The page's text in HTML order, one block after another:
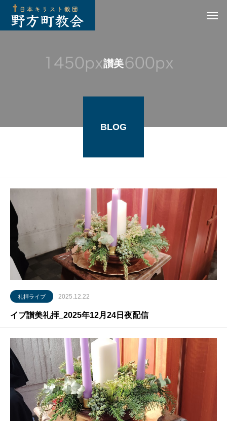
讃美
BLOG
礼拝ライブ 2025.12.22
イブ讃美礼拝_2025年12月24日夜配信